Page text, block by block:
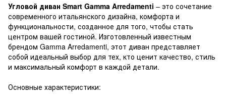
Угловой диван Smart Gamma Arredamenti – это сочетание
современного итальянского дизайна, комфорта и
функциональности, созданное для того, чтобы стать
центром вашей гостиной. Изготовленный известным
брендом Gamma Arredamenti, этот диван представляет
собой идеальный выбор для тех, кто ценит качество, стиль
и максимальный комфорт в каждой детали.
Основные характеристики: